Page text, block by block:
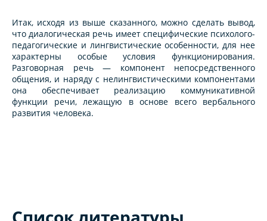
Итак, исходя из выше сказанного, можно сделать вывод,
что диалогическая речь имеет специфические психолого-
педагогические и лингвистические особенности, для нее
характерны особые условия функционирования.
Разговорная речь — компонент непосредственного
общения, и наряду с нелингвистическими компонентами
она обеспечивает реализацию коммуникативной
функции речи, лежащую в основе всего вербального
развития человека.